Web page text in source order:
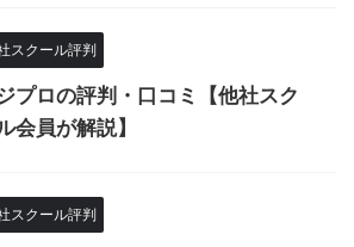
スクール評判
プロの評判・口コミ【他社スク
会員が解説】
スクール評判